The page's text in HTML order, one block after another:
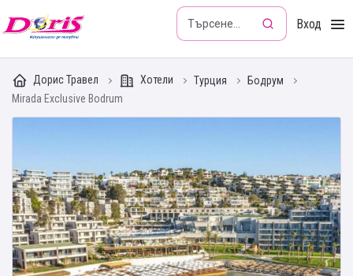
Doris - Изкушението да пътуваш Вход
Дорис Травел Хотели Турция
Бодрум
Mirada Exclusive Bodrum